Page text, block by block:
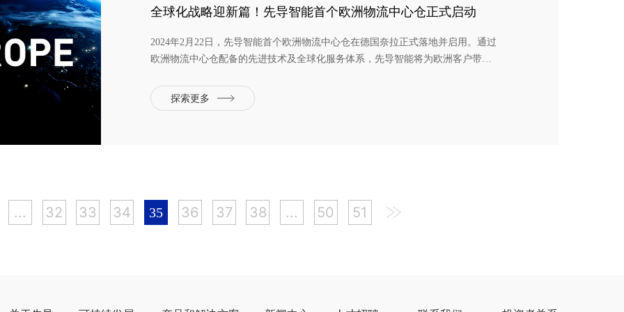
全球化战略迎新篇！先导智能首个欧洲物流中心仓正式启动
2024年2月22日，先导智能首个欧洲物流中心仓在德国奈拉正式落地并启用。通过
欧洲物流中心仓配备的先进技术及全球化服务体系，先导智能将为欧洲客户带
护航。从中国无锡走向德国奈拉，再从德国奈拉走向欧洲市场，本次欧洲物流中
心仓的成功落地，凝...
探索更多
... 32 33 34 35 36 37 38 ... 50 51